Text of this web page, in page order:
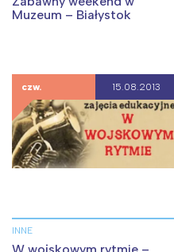
Muzeum – Białystok
czw. 15.08.2013
INNE